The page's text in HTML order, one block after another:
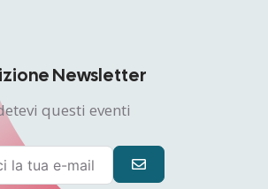
Newsletter
questi eventi